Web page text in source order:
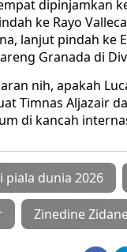
dipinjamkan
ke Rayo
lanjut pindah ke
Granada di
nih, apakah
Timnas Aljazair
di kancah
piala dunia 2026
Zinedine